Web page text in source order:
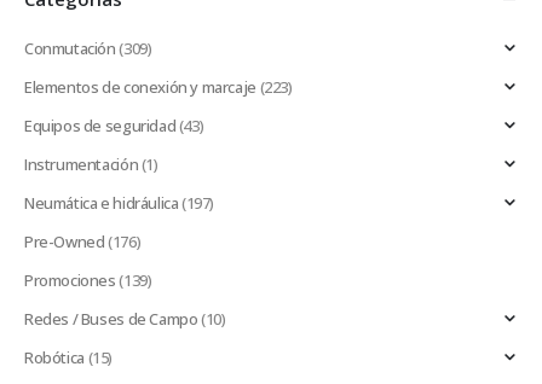
Conmutación(309)
Elementos de conexión y marcaje (223)
Equipos de seguridad(43)
Instrumentación(1)
Neumática e hidráulica(197)
Pre-Owned(176)
Promociones(139)
Redes / Buses de Campo(10)
Robótica (15)